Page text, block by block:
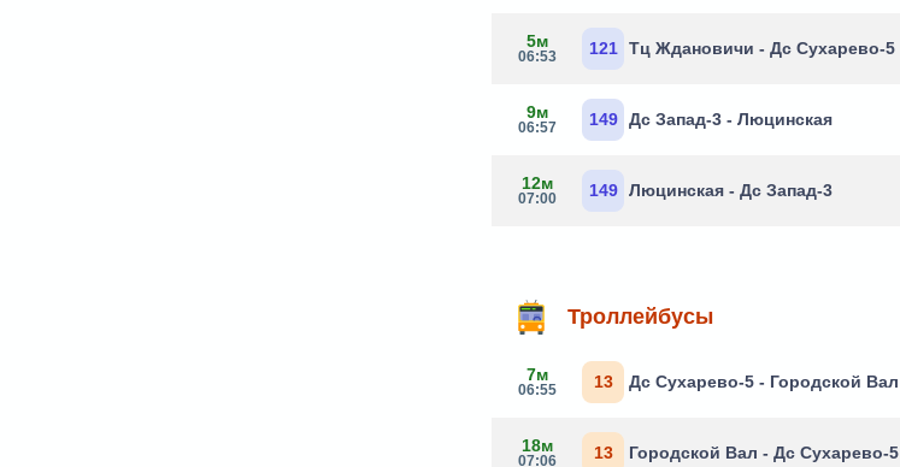
5м
06:53 121 Тц Ждановичи - Дс Сухарево-5
9м
06:57 149 Дс Запад-3 - Люцинская
12м
07:00 149 Люцинская - Дс Запад-3
Троллейбусы
7м
06:55 13 Дс Сухарево-5 - Городской Вал
18м
07:06 13 Городской Вал - Дс Сухарево-5